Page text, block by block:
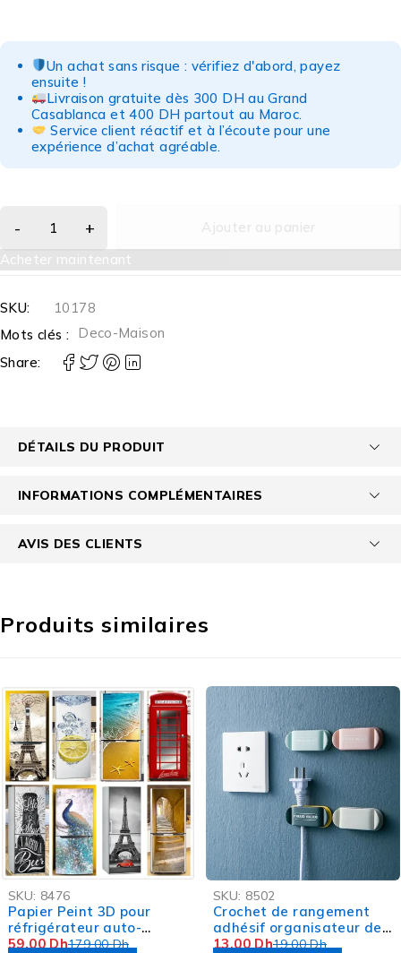
Un achat sans risque : vérifiez d'abord, payez
ensuite !
Livraison gratuite dès 300 DH au Grand
Casablanca et 400 DH partout au Maroc.
Service client réactif et à l’écoute pour une
expérience d’achat agréable.
Ajouter au panier
Acheter maintenant
SKU:
10178
Mots clés : Deco-Maison
Share:
DÉTAILS DU PRODUIT
INFORMATIONS COMPLÉMENTAIRES
AVIS DES CLIENTS
Produits similaires
OFFRE FLASH
SKU: 8476
Papier Peint 3D pour
réfrigérateur auto-
adhésif
179,00Dh
59,00 Dh
SKU: 8502
Crochet de rangement
adhésif organisateur de
câbles 4pcs
19,00Dh
13,00 Dh